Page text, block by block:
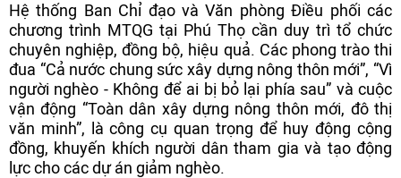
Hệ thống Ban Chỉ đạo và Văn phòng Điều phối các
chương trình MTQG tại Phú Thọ cần duy trì tổ chức
chuyên nghiệp, đồng bộ, hiệu quả. Các phong trào thi
đua “Cả nước chung sức xây dựng nông thôn mới”, “Vì
người nghèo - Không để ai bị bỏ lại phía sau” và cuộc
vận động “Toàn dân xây dựng nông thôn mới, đô thị
văn minh”, là công cụ quan trọng để huy động cộng
đồng, khuyến khích người dân tham gia và tạo động
lực cho các dự án giảm nghèo.